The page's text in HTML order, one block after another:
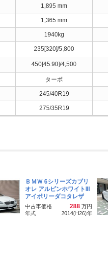
1,895 mm
1,365 mm
1940kg
235[320]/5,800
450[45.90]/4,500
ターボ
245/40R19
275/35R19
ＢＭＷ 6シリーズカブリ
オレ アルピンホワイトIII
アイボリーダコタレザ
中古車価格 288 万円
年式
2014(H26)年